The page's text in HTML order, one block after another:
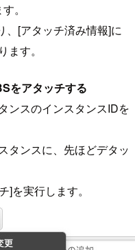
。
、[アタッチ済み情報]に
す。
をアタッチする
ンスのインスタンスIDを
タンスに、先ほどデタッ
]を実行します。